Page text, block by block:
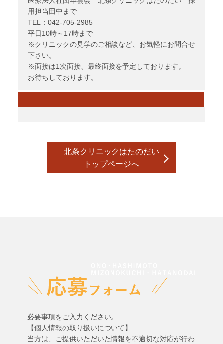
用担当田中まで
TEL：042-705-2985
平日10時～17時まで
※クリニックの見学のご相談など、お気軽にお問合せ
下さい。
※面接は1次面接、最終面接を予定しております。
お待ちしております。
北条クリニックはたのだい
トップページへ
必要事項をご入力ください。
【個人情報の取り扱いについて】
当方は、ご提供いただいた情報を不適切な対応が行わ